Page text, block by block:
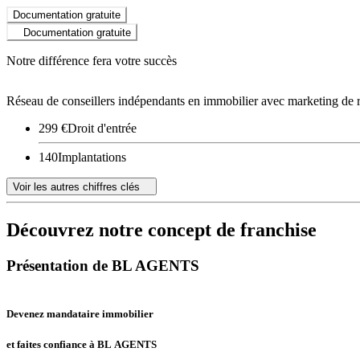
Documentation gratuite
Documentation gratuite
Notre différence fera votre succès
Réseau de conseillers indépendants en immobilier avec marketing de
299 €Droit d'entrée
140Implantations
Voir les autres chiffres clés
Découvrez notre concept de franchise
Présentation de BL AGENTS
Devenez mandataire immobilier
et faites confiance à BL AGENTS